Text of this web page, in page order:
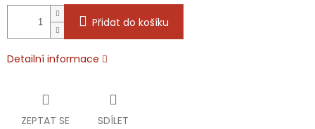
Přidat do košíku
Detailní informace
ZEPTAT SE SDÍLET